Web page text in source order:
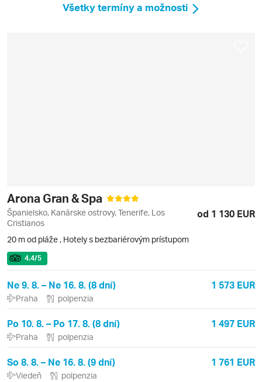
Všetky termíny a možnosti
Arona Gran & Spa
Španielsko, Kanárske ostrovy, Tenerife, Los
Cristianos
od 1 130 EUR
20 m od pláže , Hotely s bezbariérovým prístupom
4.4/5
Ne 9. 8. – Ne 16. 8. (8 dní) 1 573 EUR
Praha polpenzia
Po 10. 8. – Po 17. 8. (8 dní) 1 497 EUR
Praha polpenzia
So 8. 8. – Ne 16. 8. (9 dní) 1 761 EUR
Viedeň polpenzia